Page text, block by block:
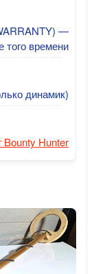
—
того времени
динамик)
Bounty Hunter